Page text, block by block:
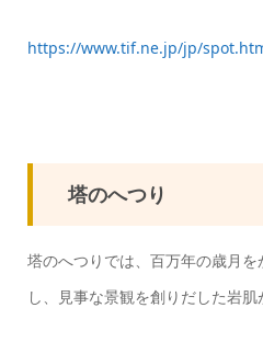
https://www.tif.ne.jp/jp/
塔のへつり
塔のへつりでは、百万年の歳月
し、見事な景観を創りだした岩肌